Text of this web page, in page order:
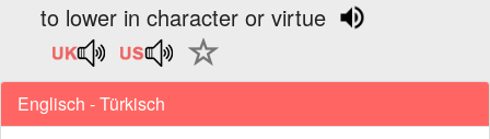
to lower in character or virtue
Englisch - Türkisch